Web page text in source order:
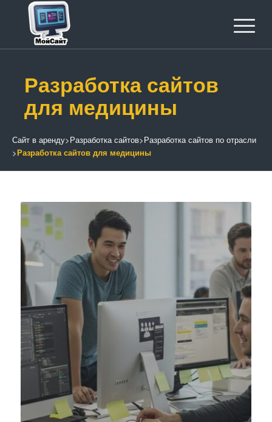
Разработка сайтов
для медицины
Сайт в аренду>Разработка сайтов>Разработка сайтов по отрасли
>Разработка сайтов для медицины